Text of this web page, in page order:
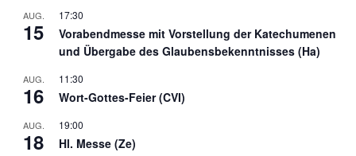
AUG.
15
17:30
Vorabendmesse mit Vorstellung der Katechumenen
und Übergabe des Glaubensbekenntnisses (Ha)
AUG.
16
11:30
Wort-Gottes-Feier (CVI)
AUG.
18
19:00
Hl. Messe (Ze)